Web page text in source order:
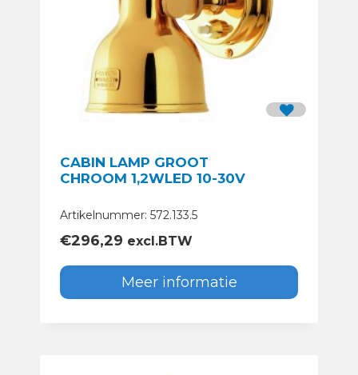
CABIN LAMP GROOT
CHROOM 1,2WLED 10-30V
Artikelnummer: 572.133.5
€296,29 excl.BTW
Meer informatie